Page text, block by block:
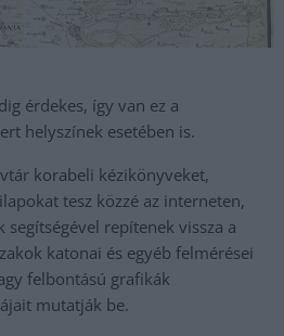
érdekes, így van ez a
helyszínek esetében is.
korabeli kézikönyveket,
tesz közzé az interneten,
repítenek vissza a
katonai és egyéb felmérései
felbontású grafikák
mutatják be.